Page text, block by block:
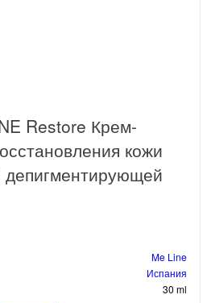
Restore Крем-
кожи
Me Line
Испания
30 ml